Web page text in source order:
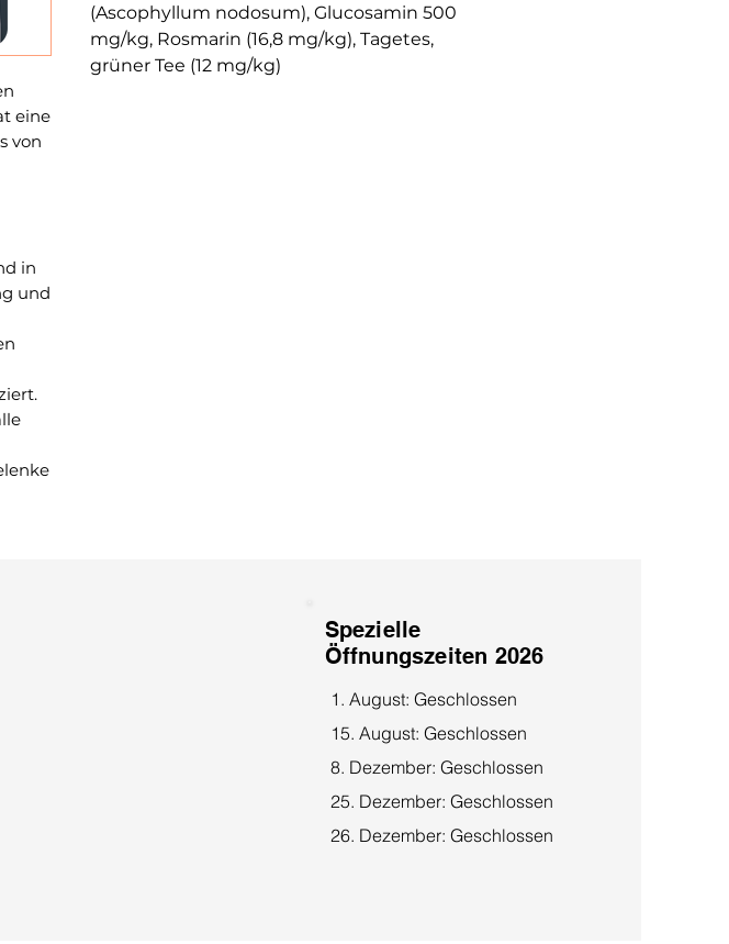
eine
von
in
und
(Ascophyllum nodosum), Glucosamin 500
mg/kg, Rosmarin (16,8 mg/kg), Tagetes,
grüner Tee (12 mg/kg)
Spezielle
Öffnungszeiten 2026
1. August: Geschlossen
15. August: Geschlossen
8. Dezember: Geschlossen
25. Dezember: Geschlossen
26. Dezember: Geschlossen